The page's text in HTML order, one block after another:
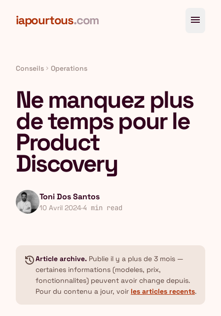
iapourtous.com menu
Conseils chevron_right Operations
Ne manquez plus
de temps pour le
Product
Discovery
Toni Dos Santos
10 Avril 2024·4 min read
historyArticle archive. Publie il y a plus de 3 mois —
certaines informations (modeles, prix,
fonctionnalites) peuvent avoir change depuis.
Pour du contenu a jour, voir les articles recents.